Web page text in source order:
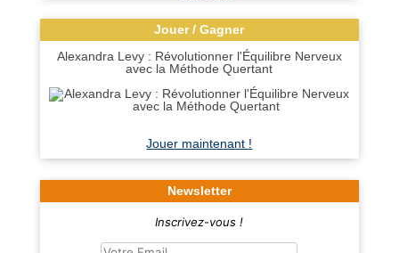
Jouer / Gagner
Alexandra Levy : Révolutionner l'Équilibre Nerveux
avec la Méthode Quertant
Jouer maintenant !
Newsletter
Inscrivez-vous !